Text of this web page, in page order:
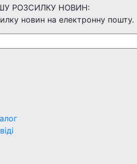
РОЗСИЛКУ НОВИН:
новин на електронну пошту.